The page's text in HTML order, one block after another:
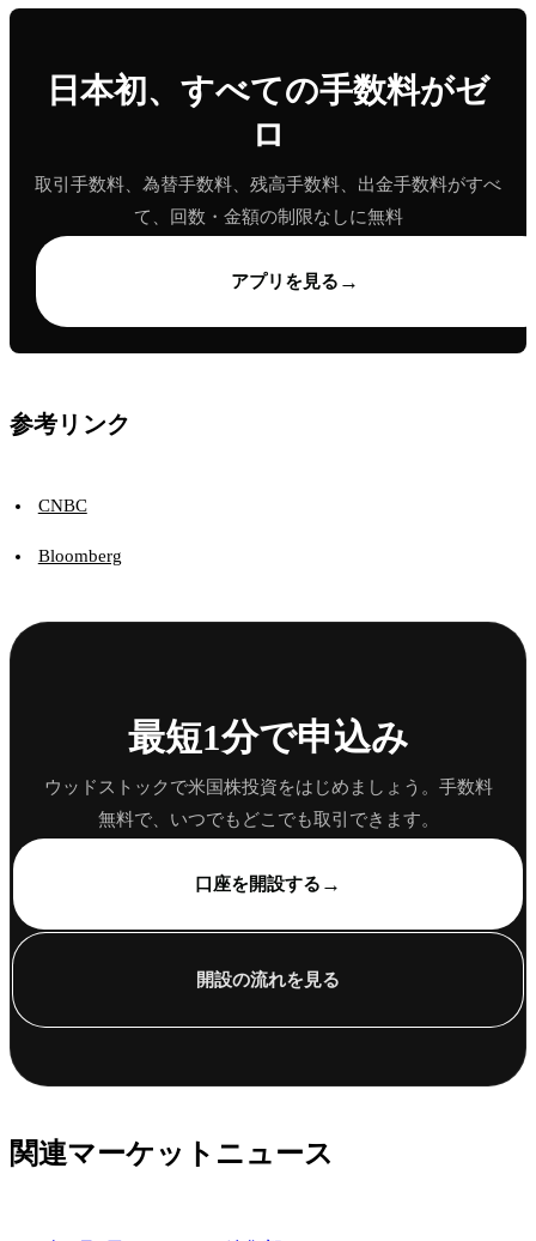
日本初、すべての手数料がゼ
ロ
取引手数料、為替手数料、残高手数料、出金手数料がすべ
て、回数・金額の制限なしに無料
アプリを見る →
参考リンク
CNBC
Bloomberg
最短1分で申込み
ウッドストックで米国株投資をはじめましょう。手数料
無料で、いつでもどこでも取引できます。
口座を開設する →
開設の流れを見る
関連マーケットニュース